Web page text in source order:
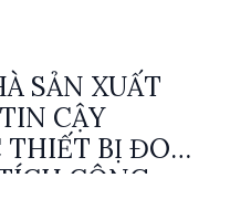
SẢN XUẤT
CẬY
THIẾT BỊ ĐO
CÔNG